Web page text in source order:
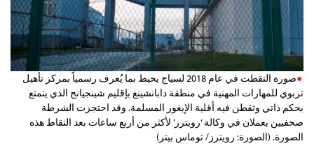
صورة التقطت في عام 2018 لسياج يحيط بما يُعرف رسمياً بمركز تأهيل
تربوي للمهارات المهنية في منطقة دابانشينغ بإقليم شينجيانج الذي يتمتع
بحكم ذاتي وتقطن فيه أقلية الإيغور المسلمة. وقد احتجزت الشرطة
صحفيين يعملان في وكالة ‘رويترز’ لأكثر من أربع ساعات بعد التقاط هذه
الصورة. (الصورة: رويترز/ توماس بيتر)